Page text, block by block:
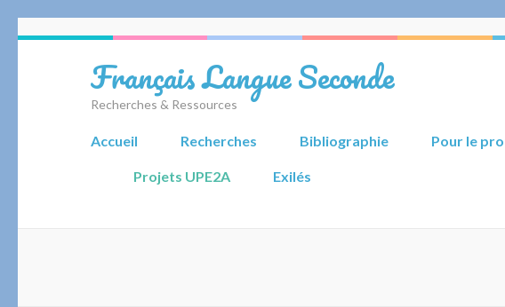
Français Langue Seconde
Recherches & Ressources
Accueil Recherches Bibliographie Pour le
Projets UPE2A Exilés